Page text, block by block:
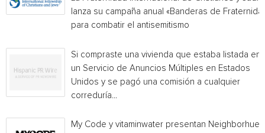
lanza su campaña anual «Banderas de
para combatir el antisemitismo
Si compraste una vivienda que estaba listada en
un Servicio de Anuncios Múltiples en Estados
Unidos y se pagó una comisión a cualquier
correduría...
My Code y vitaminwater presentan Neighborhue: